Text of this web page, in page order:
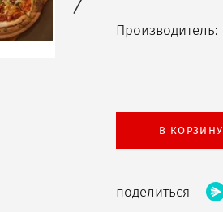
Производитель:
В КОРЗИНУ
поделиться